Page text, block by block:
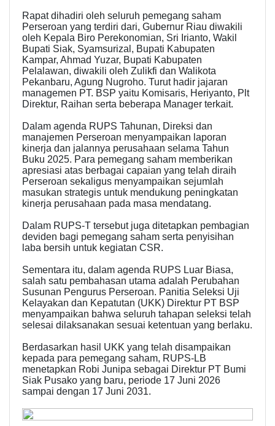
Rapat dihadiri oleh seluruh pemegang saham
Perseroan yang terdiri dari, Gubernur Riau diwakili
oleh Kepala Biro Perekonomian, Sri Irianto, Wakil
Bupati Siak, Syamsurizal, Bupati Kabupaten
Kampar, Ahmad Yuzar, Bupati Kabupaten
Pelalawan, diwakili oleh Zulikfi dan Walikota
Pekanbaru, Agung Nugroho. Turut hadir jajaran
managemen PT. BSP yaitu Komisaris, Heriyanto, Plt
Direktur, Raihan serta beberapa Manager terkait.
Dalam agenda RUPS Tahunan, Direksi dan
manajemen Perseroan menyampaikan laporan
kinerja dan jalannya perusahaan selama Tahun
Buku 2025. Para pemegang saham memberikan
apresiasi atas berbagai capaian yang telah diraih
Perseroan sekaligus menyampaikan sejumlah
masukan strategis untuk mendukung peningkatan
kinerja perusahaan pada masa mendatang.
Dalam RUPS-T tersebut juga ditetapkan pembagian
deviden bagi pemegang saham serta penyisihan
laba bersih untuk kegiatan CSR.
Sementara itu, dalam agenda RUPS Luar Biasa,
salah satu pembahasan utama adalah Perubahan
Susunan Pengurus Perseroan. Panitia Seleksi Uji
Kelayakan dan Kepatutan (UKK) Direktur PT BSP
menyampaikan bahwa seluruh tahapan seleksi telah
selesai dilaksanakan sesuai ketentuan yang berlaku.
Berdasarkan hasil UKK yang telah disampaikan
kepada para pemegang saham, RUPS-LB
menetapkan Robi Junipa sebagai Direktur PT Bumi
Siak Pusako yang baru, periode 17 Juni 2026
sampai dengan 17 Juni 2031.